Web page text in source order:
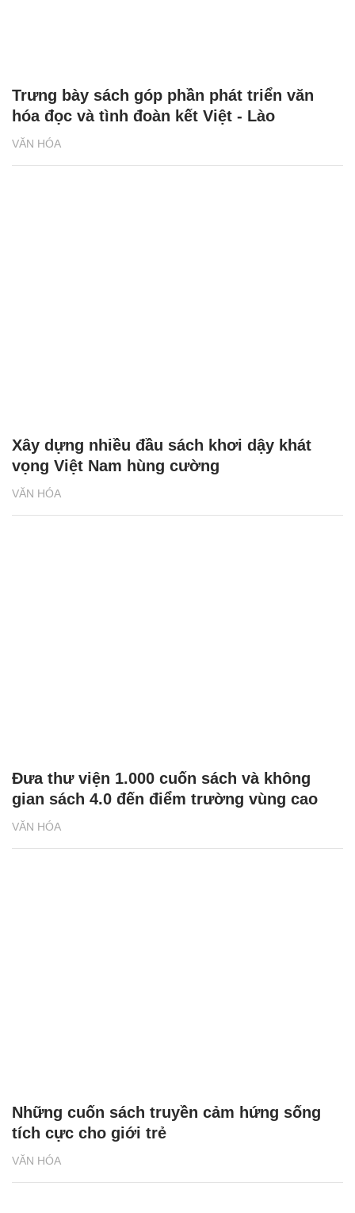
VĂN HÓA
Trưng bày sách góp phần phát triển văn
hóa đọc và tình đoàn kết Việt - Lào
VĂN HÓA
Xây dựng nhiều đầu sách khơi dậy khát
vọng Việt Nam hùng cường
VĂN HÓA
Đưa thư viện 1.000 cuốn sách và không
gian sách 4.0 đến điểm trường vùng cao
VĂN HÓA
Những cuốn sách truyền cảm hứng sống
tích cực cho giới trẻ